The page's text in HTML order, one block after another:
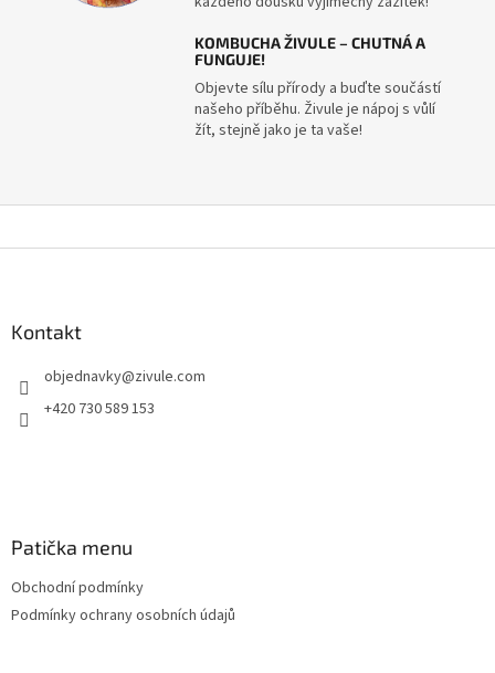
KOMBUCHA ŽIVULE – CHUTNÁ A
FUNGUJE!
Objevte sílu přírody a buďte součástí
našeho příběhu. Živule je nápoj s vůlí
žít, stejně jako je ta vaše!
Kontakt
objednavky@zivule.com
+420 730 589 153
Patička menu
Obchodní podmínky
Podmínky ochrany osobních údajů